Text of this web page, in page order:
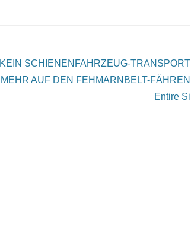
KEIN SCHIENENFAHRZEUG-TRANSPORT
MEHR AUF DEN FEHMARNBELT-FÄHREN
Entire Si